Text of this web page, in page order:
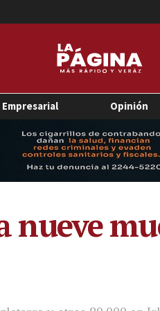
Empresarial Opinión
nueve